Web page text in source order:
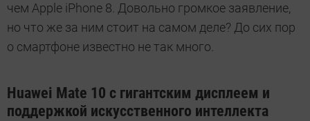
чем Apple iPhone 8. Довольно громкое заявление,
но что же за ним стоит на самом деле? До сих пор
о смартфоне известно не так много.
Huawei Mate 10 с гигантским дисплеем и
поддержкой искусственного интеллекта